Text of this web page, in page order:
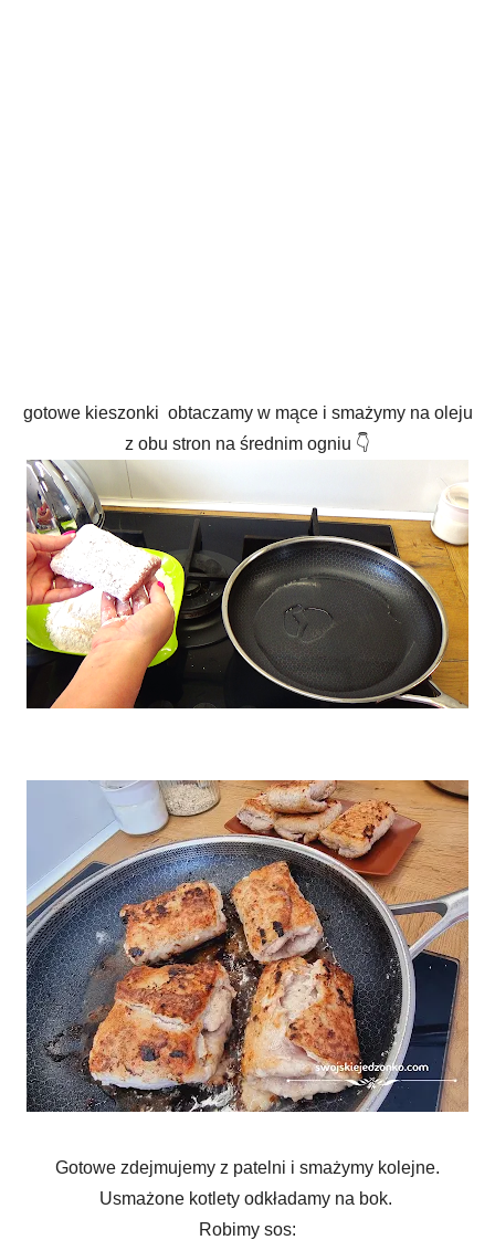
gotowe kieszonki obtaczamy w mące i smażymy na oleju
z obu stron na średnim ogniu 👇
Gotowe zdejmujemy z patelni i smażymy kolejne.
Usmażone kotlety odkładamy na bok.
Robimy sos: